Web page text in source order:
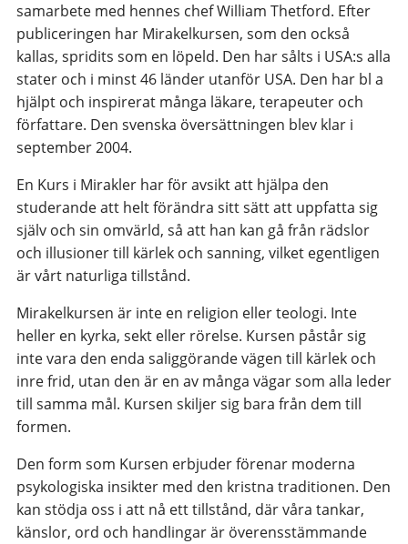
samarbete med hennes chef William Thetford. Efter
publiceringen har Mirakelkursen, som den också
kallas, spridits som en löpeld. Den har sålts i USA:s alla
stater och i minst 46 länder utanför USA. Den har bl a
hjälpt och inspirerat många läkare, terapeuter och
författare. Den svenska översättningen blev klar i
september 2004.
En Kurs i Mirakler har för avsikt att hjälpa den
studerande att helt förändra sitt sätt att uppfatta sig
själv och sin omvärld, så att han kan gå från rädslor
och illusioner till kärlek och sanning, vilket egentligen
är vårt naturliga tillstånd.
Mirakelkursen är inte en religion eller teologi. Inte
heller en kyrka, sekt eller rörelse. Kursen påstår sig
inte vara den enda saliggörande vägen till kärlek och
inre frid, utan den är en av många vägar som alla leder
till samma mål. Kursen skiljer sig bara från dem till
formen.
Den form som Kursen erbjuder förenar moderna
psykologiska insikter med den kristna traditionen. Den
kan stödja oss i att nå ett tillstånd, där våra tankar,
känslor, ord och handlingar är överensstämmande